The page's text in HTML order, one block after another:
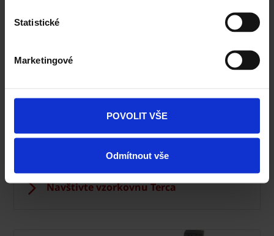
Statistické
Marketingové
POVOLIT VŠE
Odmítnout vše
Ceník Terca
Kalkulace fasády
Specialista prodeje
Navštivte vzorkovnu Terca